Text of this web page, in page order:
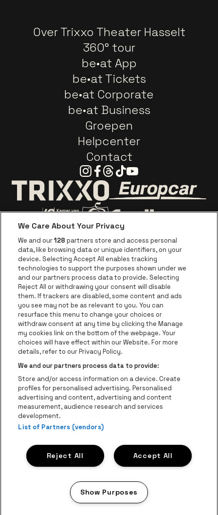
Over Trixxo Theater Hasselt
360° tour
be•at App
be•at Tickets
be•at Corporate
be•at Business
Groepen
Helpcenter
Contact
Instagram
Facebook
Threads
TiktokYoutube
Ga naar de website van Trixxo
Ga naar de website van Voka Limburg
Ga naar de website
Ga naar de website van Coca-Cola
Ga naar de website van
Ga naar de
Ga naar de website van Champagne
Ga naar de website
Ga naar de website van Het logo
Ga naar de
Ga naar de website van Holiday Inn
Ga naar de website
Ga naar de
Trixxo Theater Hasselt is een deel van be•at
Trixxo Theater Hasselt
Gouverneur Verwilghensingel 70, 3500 Hasselt
Be-At Venues
Schijnpoortweg 119, 2170 Antwerpen
BTW (BE) 0461.051.688 - RPR Antwerpen
BNP Paribas Fortis - IBAN: BE93 2200 4925 0067 - BIC:
GEBABEBB
ProclaimerCookiesManage my cookiesPrivacy
We Care About Your Privacy
We and our128 partners store and access personal
data, like browsing data or unique identifiers, on your
device. Selecting Accept All enables tracking
technologies to support the purposes shown under we
and our partners process data to provide. Selecting
Reject All or withdrawing your consent will disable
them. If trackers are disabled, some content and ads
you see may not be as relevant to you. You can
resurface this menu to change your choices or
withdraw consent at any time by clicking the Manage
my cookies link on the bottom of the webpage. Your
choices will have effect within our Website. For more
details, refer to our Privacy Policy.
We and our partners process data to provide:
Store and/or access information on a device. Create
profiles for personalised advertising. Personalised
advertising and content, advertising and content
measurement, audience research and services
development.
List of Partners (vendors)
Accept All
Reject All
Show Purposes